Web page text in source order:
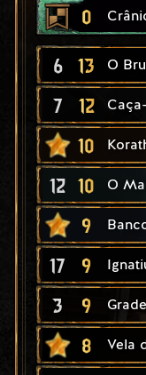
0
6 13 O
7 12
10
12 10 O
9
17 9
3 9
8 Vela